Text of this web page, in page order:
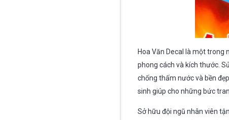
Hoa Văn Decal là một trong
phong cách và kích thước.
chống thấm nước và bền
sinh giúp cho những bức
Sở hữu đội ngũ nhân viên